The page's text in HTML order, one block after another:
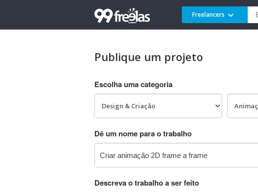
Freelancers
Publique um projeto
Escolha uma categoria
Dê um nome para o trabalho
Descreva o trabalho a ser feito